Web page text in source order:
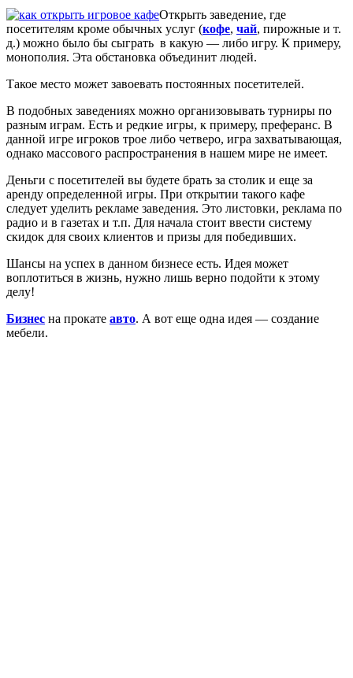
Открыть заведение, где
посетителям кроме обычных услуг (кофе, чай, пирожные и т.
д.) можно было бы сыграть в какую — либо игру. К примеру,
монополия. Эта обстановка объединит людей.
Такое место может завоевать постоянных посетителей.
В подобных заведениях можно организовывать турниры по
разным играм. Есть и редкие игры, к примеру, преферанс. В
данной игре игроков трое либо четверо, игра захватывающая,
однако массового распространения в нашем мире не имеет.
Деньги с посетителей вы будете брать за столик и еще за
аренду определенной игры. При открытии такого кафе
следует уделить рекламе заведения. Это листовки, реклама по
радио и в газетах и т.п. Для начала стоит ввести систему
скидок для своих клиентов и призы для победивших.
Шансы на успех в данном бизнесе есть. Идея может
воплотиться в жизнь, нужно лишь верно подойти к этому
делу!
Бизнес на прокате авто. А вот еще одна идея — создание
мебели.